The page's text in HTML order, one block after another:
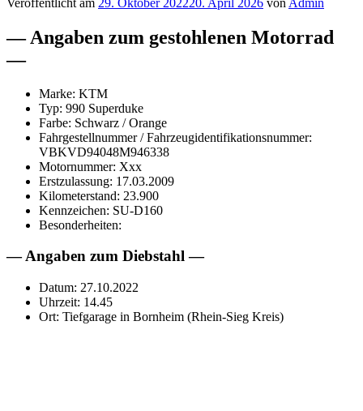
— Angaben zum gestohlenen Motorrad
—
Marke: KTM
Typ: 990 Superduke
Farbe: Schwarz / Orange
Fahrgestellnummer / Fahrzeugidentifikationsnummer:
VBKVD94048M946338
Motornummer: Xxx
Erstzulassung: 17.03.2009
Kilometerstand: 23.900
Kennzeichen: SU-D160
Besonderheiten:
— Angaben zum Diebstahl —
Datum: 27.10.2022
Uhrzeit: 14.45
Ort: Tiefgarage in Bornheim (Rhein-Sieg Kreis)